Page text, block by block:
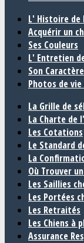
L' Histoire de
Acquérir un
Ses Couleurs
L' Entretien
Son Caractère
Photos de
La Grille de
La Charte de
Les Cotations
Le Standard
La
Où Trouver
Les Saillies
Les Portées
Les Retraités
Les Chiens à
Assurance